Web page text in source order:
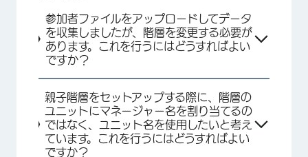
×
参加者ファイルをアップロードしてデータ
を収集しましたが、階層を変更する必要が
あります。これを行うにはどうすればよい
ですか？
親子階層をセットアップする際に、階層の
ユニットにマネージャー名を割り当てるの
ではなく、ユニット名を使用したいと考え
ています。これを行うにはどうすればよい
ですか？